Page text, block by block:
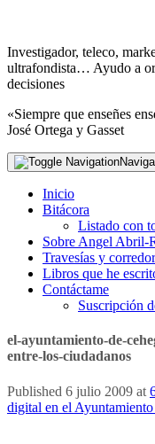
Investigador, teleco,
ultrafondista… Ayudo a
decisiones
«Siempre que enseñes
José Ortega y Gasset
Inicio
Bitácora
Listado con
Sobre Angel Abril-
Travesías y corredor
Libros que he
Contáctame
Suscripción
el-ayuntamiento-de-
entre-los-ciudadanos
Published 6 julio 2009 at
digital en el